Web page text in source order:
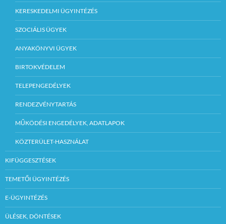
KERESKEDELMI ÜGYINTÉZÉS
SZOCIÁLIS ÜGYEK
ANYAKÖNYVI ÜGYEK
BIRTOKVÉDELEM
TELEPENGEDÉLYEK
RENDEZVÉNYTARTÁS
MŰKÖDÉSI ENGEDÉLYEK, ADATLAPOK
KÖZTERÜLET-HASZNÁLAT
KIFÜGGESZTÉSEK
TEMETŐI ÜGYINTÉZÉS
E-ÜGYINTÉZÉS
ÜLÉSEK, DÖNTÉSEK